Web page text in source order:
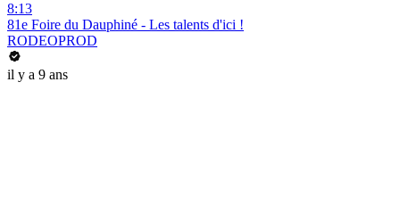
8:13
81e Foire du Dauphiné - Les talents d'ici !
RODEOPROD
il y a 9 ans